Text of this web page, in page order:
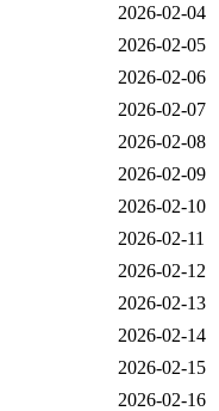
2026-02-04
2026-02-05
2026-02-06
2026-02-07
2026-02-08
2026-02-09
2026-02-10
2026-02-11
2026-02-12
2026-02-13
2026-02-14
2026-02-15
2026-02-16